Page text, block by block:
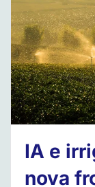
IA e
nova